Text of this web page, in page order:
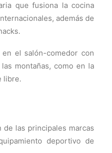
que fusiona la cocina
además de
el salón-comedor con
montañas, como en la
libre.
de las principales marcas
deportivo de